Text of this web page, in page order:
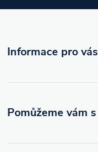
Informace pro vás
Pomůžeme vám